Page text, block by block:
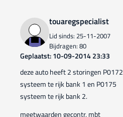
touaregspecialist
Lid sinds: 25-11-2007
Bijdragen: 80
Geplaatst: 10-09-2014 23:33
deze auto heeft 2 storingen P0172
systeem te rijk bank 1 en P0175
systeem te rijk bank 2.
meetwaarden gecontr. mbt